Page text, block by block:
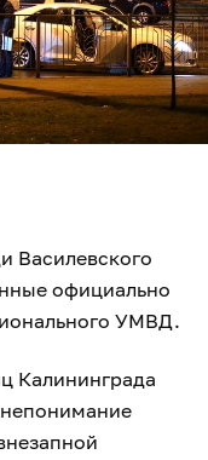
Василевского
официально
УМВД.
Калининграда